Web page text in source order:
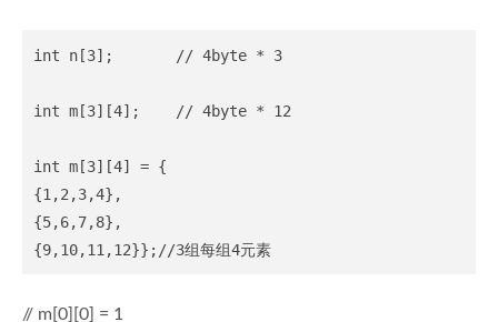
int n[3];       // 4byte * 3
int m[3][4];    // 4byte * 12
int m[3][4] = {
{1,2,3,4},
{5,6,7,8},
// m[0][0] = 1